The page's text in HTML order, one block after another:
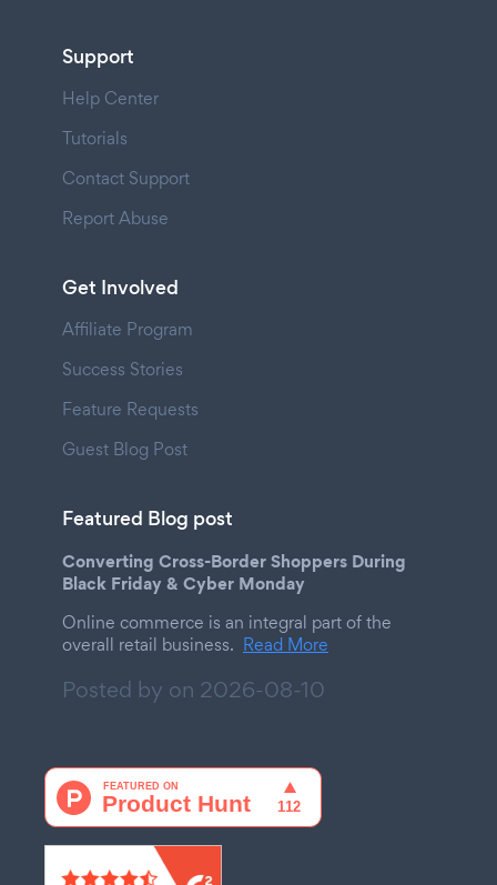
Support
Help Center
Tutorials
Contact Support
Report Abuse
Get Involved
Affiliate Program
Success Stories
Feature Requests
Guest Blog Post
Featured Blog post
Converting Cross-Border Shoppers During
Black Friday & Cyber Monday
Online commerce is an integral part of the
overall retail business. Read More
Posted by on 2026-08-10